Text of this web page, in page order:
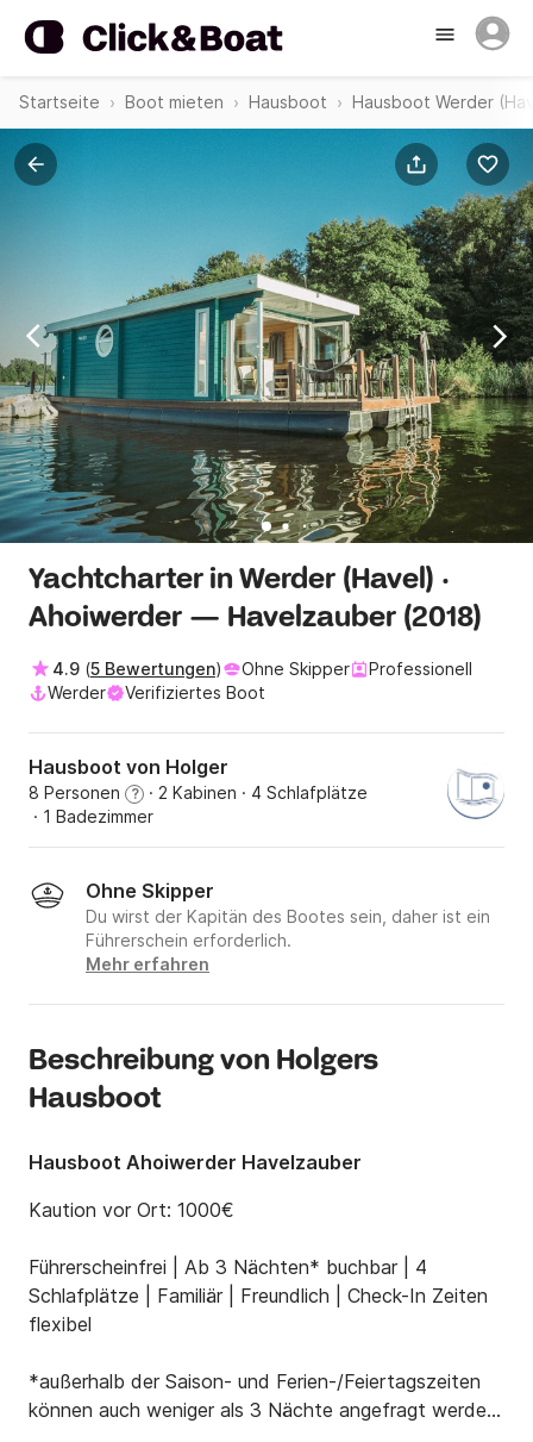
Startseite Boot mieten Hausboot Hausboot Werder
Yachtcharter in Werder (Havel) ·
Ahoiwerder — Havelzauber (2018)
4.9 (5 Bewertungen) Ohne Skipper
Professionell
Werder
Verifiziertes Boot
Hausboot von Holger
8 Personen ? · 2 Kabinen · 4 Schlafplätze
· 1 Badezimmer
Ohne Skipper
Du wirst der Kapitän des Bootes sein, daher ist ein
Führerschein erforderlich.
Mehr erfahren
Beschreibung von Holgers
Hausboot
Hausboot Ahoiwerder Havelzauber
Kaution vor Ort: 1000€
Führerscheinfrei | Ab 3 Nächten* buchbar | 4
Schlafplätze | Familiär | Freundlich | Check-In Zeiten
flexibel
*außerhalb der Saison- und Ferien-/Feiertagszeiten
können auch weniger als 3 Nächte angefragt werden.